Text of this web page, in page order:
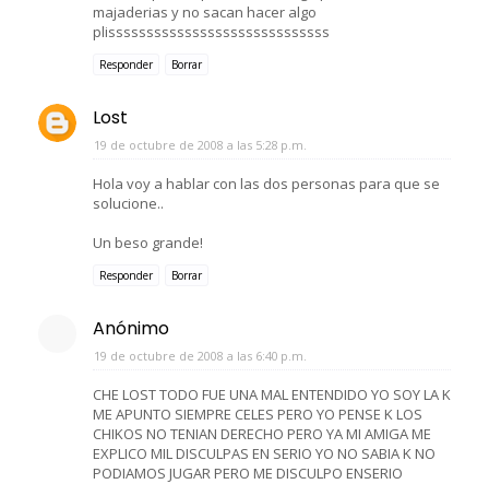
majaderias y no sacan hacer algo
plisssssssssssssssssssssssssssss
Responder Borrar
Lost
19 de octubre de 2008 a las 5:28 p.m.
Hola voy a hablar con las dos personas para que se
solucione..
Un beso grande!
Responder Borrar
Anónimo
19 de octubre de 2008 a las 6:40 p.m.
CHE LOST TODO FUE UNA MAL ENTENDIDO YO SOY LA K
ME APUNTO SIEMPRE CELES PERO YO PENSE K LOS
CHIKOS NO TENIAN DERECHO PERO YA MI AMIGA ME
EXPLICO MIL DISCULPAS EN SERIO YO NO SABIA K NO
PODIAMOS JUGAR PERO ME DISCULPO ENSERIO